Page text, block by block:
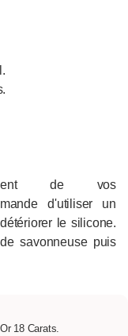
de vos
d'utiliser un
le silicone.
savonneuse puis
18 Carats.